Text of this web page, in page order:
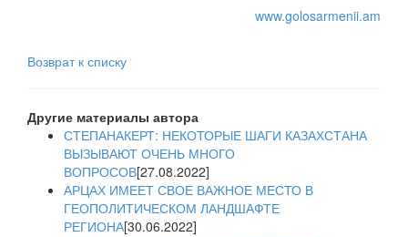
www.golosarmenii.am
Возврат к списку
Другие материалы автора
СТЕПАНАКЕРТ: НЕКОТОРЫЕ ШАГИ КАЗАХСТАНА
ВЫЗЫВАЮТ ОЧЕНЬ МНОГО
ВОПРОСОВ[27.08.2022]
АРЦАХ ИМЕЕТ СВОЕ ВАЖНОЕ МЕСТО В
ГЕОПОЛИТИЧЕСКОМ ЛАНДШАФТЕ
РЕГИОНА[30.06.2022]